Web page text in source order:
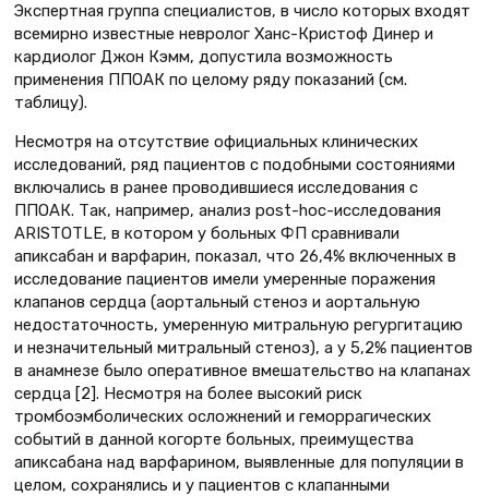
Экспертная группа специалистов, в число которых входят
всемирно известные невролог Ханс-Кристоф Динер и
кардиолог Джон Кэмм, допустила возможность
применения ППОАК по целому ряду показаний (см.
таблицу).
Несмотря на отсутствие официальных клинических
исследований, ряд пациентов с подобными состояниями
включались в ранее проводившиеся исследования с
ППОАК. Так, например, анализ post-hoc-исследования
ARISTOTLE, в котором у больных ФП сравнивали
апиксабан и варфарин, показал, что 26,4% включенных в
исследование пациентов имели умеренные поражения
клапанов сердца (аортальный стеноз и аортальную
недостаточность, умеренную митральную регургитацию
и незначительный митральный стеноз), а у 5,2% пациентов
в анамнезе было оперативное вмешательство на клапанах
сердца [2]. Несмотря на более высокий риск
тромбоэмболических осложнений и геморрагических
событий в данной когорте больных, преимущества
апиксабана над варфарином, выявленные для популяции в
целом, сохранялись и у пациентов с клапанными